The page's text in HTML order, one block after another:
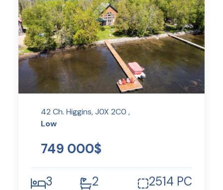
42 Ch. Higgins, J0X 2C0 ,
Low
749 000$
3 2 2514 PC